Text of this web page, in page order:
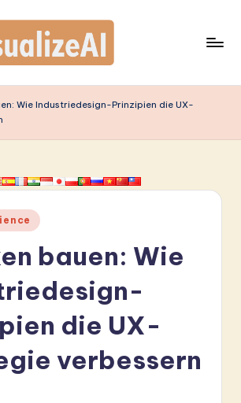
Wie Industriedesign-Prinzipien die UX-
bauen: Wie
die UX-
verbessern